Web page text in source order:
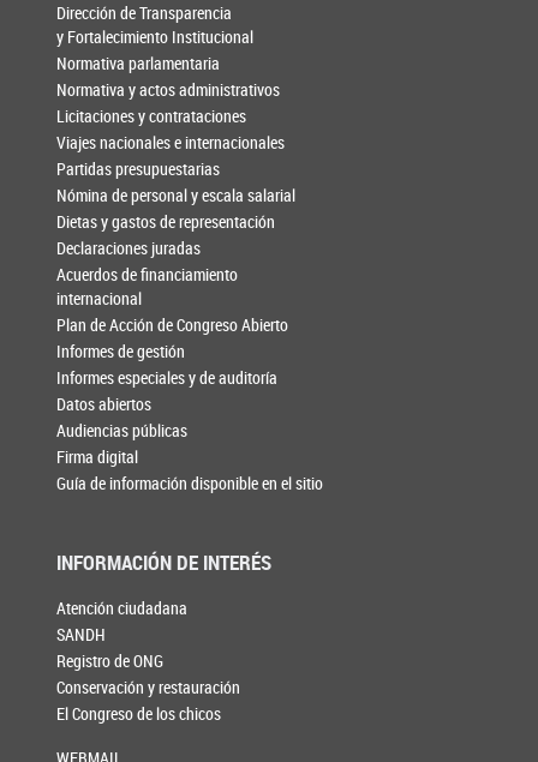
Dirección de Transparencia
y Fortalecimiento Institucional
Normativa parlamentaria
Normativa y actos administrativos
Licitaciones y contrataciones
Viajes nacionales e internacionales
Partidas presupuestarias
Nómina de personal y escala salarial
Dietas y gastos de representación
Declaraciones juradas
Acuerdos de financiamiento
internacional
Plan de Acción de Congreso Abierto
Informes de gestión
Informes especiales y de auditoría
Datos abiertos
Audiencias públicas
Firma digital
Guía de información disponible en el sitio
INFORMACIÓN DE INTERÉS
Atención ciudadana
SANDH
Registro de ONG
Conservación y restauración
El Congreso de los chicos